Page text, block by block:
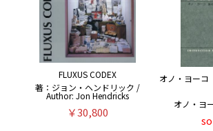
FLUXUS CODEX
著：ジョン・ヘンドリック /
Author: Jon Hendricks
￥30,800
オノ・ヨー
オノ・ヨ